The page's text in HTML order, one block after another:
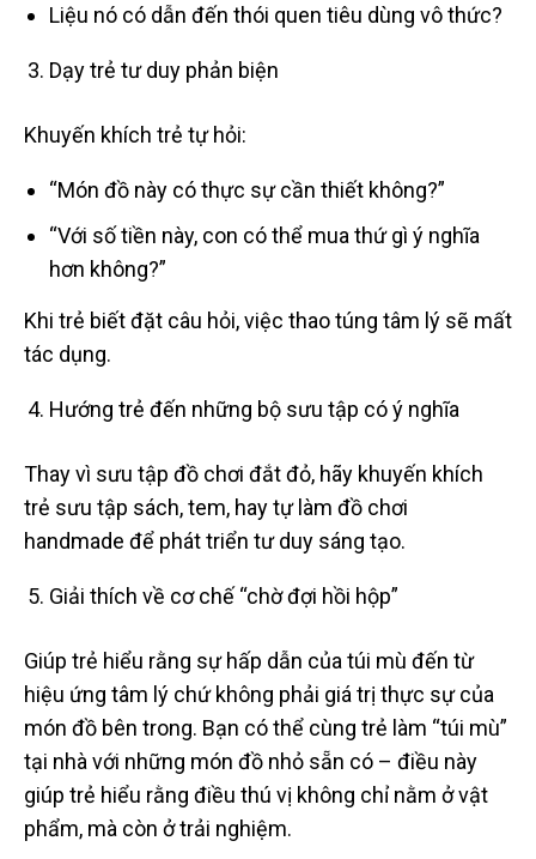
Liệu nó có dẫn đến thói quen tiêu dùng vô thức?
Dạy trẻ tư duy phản biện
Khuyến khích trẻ tự hỏi:
“Món đồ này có thực sự cần thiết không?”
“Với số tiền này, con có thể mua thứ gì ý nghĩa
hơn không?”
Khi trẻ biết đặt câu hỏi, việc thao túng tâm lý sẽ mất
tác dụng.
Hướng trẻ đến những bộ sưu tập có ý nghĩa
Thay vì sưu tập đồ chơi đắt đỏ, hãy khuyến khích
trẻ sưu tập sách, tem, hay tự làm đồ chơi
handmade để phát triển tư duy sáng tạo.
Giải thích về cơ chế “chờ đợi hồi hộp”
Giúp trẻ hiểu rằng sự hấp dẫn của túi mù đến từ
hiệu ứng tâm lý chứ không phải giá trị thực sự của
món đồ bên trong. Bạn có thể cùng trẻ làm “túi mù”
tại nhà với những món đồ nhỏ sẵn có – điều này
giúp trẻ hiểu rằng điều thú vị không chỉ nằm ở vật
phẩm, mà còn ở trải nghiệm.